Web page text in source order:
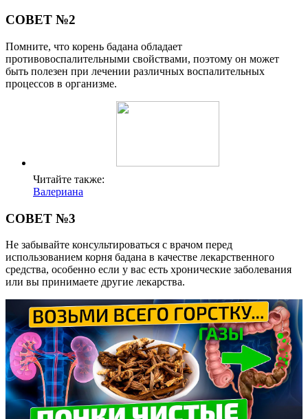
СОВЕТ №2
Помните, что корень бадана обладает
противовоспалительными свойствами, поэтому он может
быть полезен при лечении различных воспалительных
процессов в организме.
Читайте также:
Валериана
СОВЕТ №3
Не забывайте консультироваться с врачом перед
использованием корня бадана в качестве лекарственного
средства, особенно если у вас есть хронические заболевания
или вы принимаете другие лекарства.